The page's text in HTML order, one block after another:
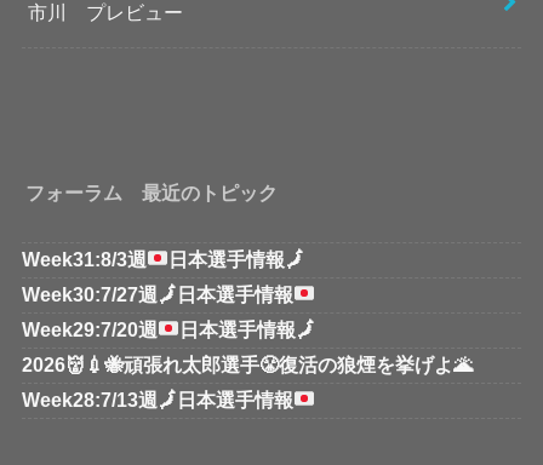
市川 プレビュー
フォーラム 最近のトピック
Week31:8/3週 日本選手情報🗾
Week30:7/27週 🗾 日本選手情報
Week29:7/20週
日本選手情報🗾
2026👹💉🐝頑張れ太郎選手😤復活の狼煙を挙げよ🌋
Week28:7/13週 🗾 日本選手情報